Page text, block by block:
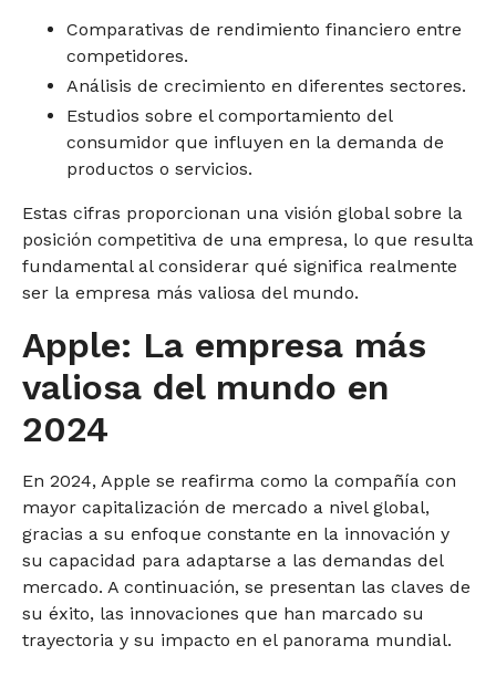
Comparativas de rendimiento financiero entre
competidores.
Análisis de crecimiento en diferentes sectores.
Estudios sobre el comportamiento del
consumidor que influyen en la demanda de
productos o servicios.
Estas cifras proporcionan una visión global sobre la
posición competitiva de una empresa, lo que resulta
fundamental al considerar qué significa realmente
ser la empresa más valiosa del mundo.
Apple: La empresa más
valiosa del mundo en
2024
En 2024, Apple se reafirma como la compañía con
mayor capitalización de mercado a nivel global,
gracias a su enfoque constante en la innovación y
su capacidad para adaptarse a las demandas del
mercado. A continuación, se presentan las claves de
su éxito, las innovaciones que han marcado su
trayectoria y su impacto en el panorama mundial.